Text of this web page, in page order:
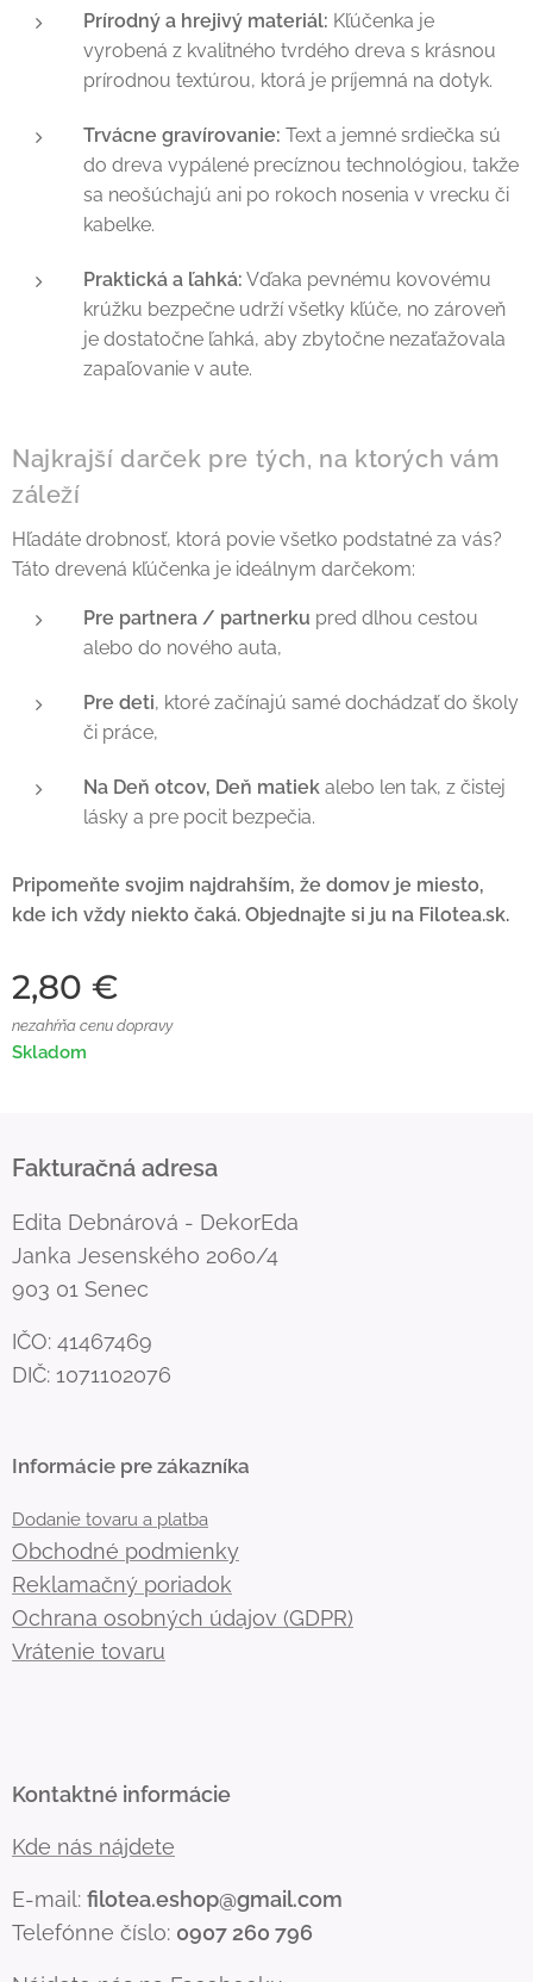
Prírodný a hrejivý materiál: Kľúčenka je
vyrobená z kvalitného tvrdého dreva s krásnou
prírodnou textúrou, ktorá je príjemná na dotyk.
Trvácne gravírovanie: Text a jemné srdiečka sú
do dreva vypálené precíznou technológiou, takže
sa neošúchajú ani po rokoch nosenia v vrecku či
kabelke.
Praktická a ľahká: Vďaka pevnému kovovému
krúžku bezpečne udrží všetky kľúče, no zároveň
je dostatočne ľahká, aby zbytočne nezaťažovala
zapaľovanie v aute.
Najkrajší darček pre tých, na ktorých vám
záleží
Hľadáte drobnosť, ktorá povie všetko podstatné za vás?
Táto drevená kľúčenka je ideálnym darčekom:
Pre partnera / partnerku pred dlhou cestou
alebo do nového auta,
Pre deti, ktoré začínajú samé dochádzať do školy
či práce,
Na Deň otcov, Deň matiek alebo len tak, z čistej
lásky a pre pocit bezpečia.
Pripomeňte svojim najdrahším, že domov je miesto,
kde ich vždy niekto čaká. Objednajte si ju na Filotea.sk.
2,80 €
nezahŕňa cenu dopravy
Skladom
Fakturačná adresa
Edita Debnárová - DekorEda
Janka Jesenského 2060/4
903 01 Senec
IČO: 41467469
DIČ: 1071102076
Informácie pre zákazníka
Dodanie tovaru a platba
Obchodné podmienky
Reklamačný poriadok
Ochrana osobných údajov (GDPR)
Vrátenie tovaru
Kontaktné informácie
Kde nás nájdete
E-mail: filotea.eshop@gmail.com
Telefónne číslo: 0907 260 796